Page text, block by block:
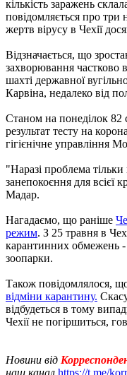
кількість заражень
повідомляється про три
жертв вірусу в Чехії
Відзначається, що
захворювання частково
шахті державної
Карвіна, недалеко від
Станом на понеділок 82
результат тесту на
гігієнічне управління
"Наразі проблема
занепокоєння для всієї
Мадар.
Нагадаємо, що раніше
режим. З 25 травня в
карантинних обмежень -
зоопарки.
Також повідомлялося,
відміни карантину.
відбудеться в тому
Чехії не погіршиться,
Новини від
наш канал https://t.me/